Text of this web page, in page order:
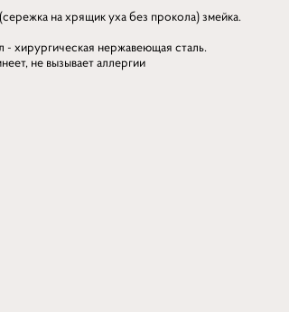
на хрящик уха без прокола) змейка.
- хирургическая нержавеющая сталь.
не вызывает аллергии